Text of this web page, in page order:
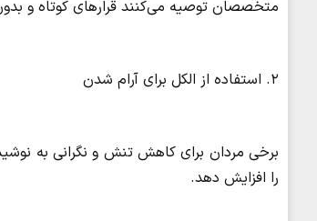
متخصصان توصیه می‌کنند قرارهای کوتاه و
۲. استفاده از الکل برای آرام شدن
برخی مردان برای کاهش تنش و نگرانی به
را افزایش دهد.